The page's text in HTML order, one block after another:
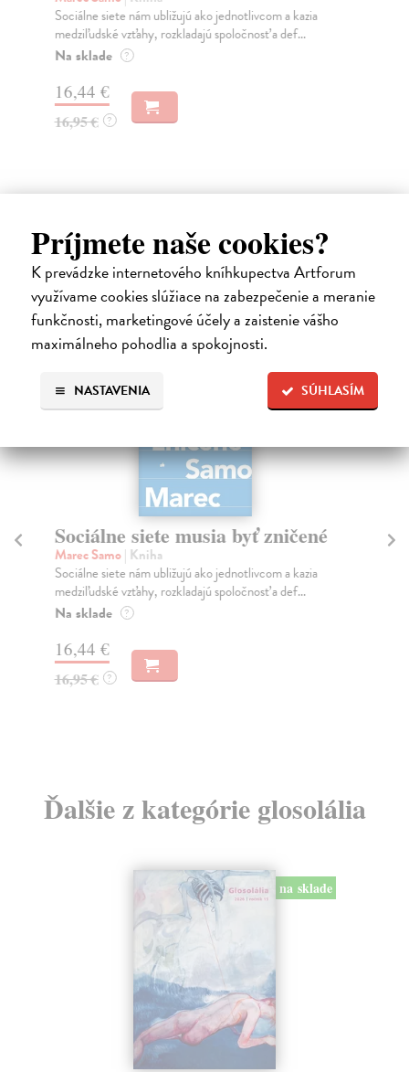
Príjmete naše cookies?
K prevádzke internetového kníhkupectva Artforum
využívame cookies slúžiace na zabezpečenie a meranie
funkčnosti, marketingové účely a zaistenie vášho
maximálneho pohodlia a spokojnosti.
SÚHLASÍM
NASTAVENIA
Sociálne siete nám ubližujú ako jednotlivcom a kazia
medziľudské vzťahy, rozkladajú spoločnosť a def...
Na sklade ?
16,44 €
16,95 € ?
High-contrast mode
Čitatelia s podobným vkusom si
kúpili aj:
na sklade
Sociálne siete musia byť zničené
Marec Samo| Kniha
Sociálne siete nám ubližujú ako jednotlivcom a kazia
medziľudské vzťahy, rozkladajú spoločnosť a def...
Na sklade ?
16,44 €
16,95 € ?
Ďalšie z kategórie glosolália
na sklade